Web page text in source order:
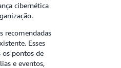
cibernética
recomendadas
Esses
os pontos de
e eventos,